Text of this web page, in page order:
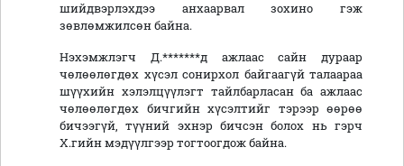
шийдвэрлэхдээ анхаарвал зохино гэж
зөвлөмжилсөн байна.
Нэхэмжлэгч Д.*******д ажлаас сайн дураар
чөлөөлөгдөх хүсэл сонирхол байгаагүй талаараа
шүүхийн хэлэлцүүлэгт тайлбарласан ба ажлаас
чөлөөлөгдөх бичгийн хүсэлтийг тэрээр өөрөө
бичээгүй, түүний эхнэр бичсэн болох нь гэрч
Х.гийн мэдүүлгээр тогтоогдож байна.